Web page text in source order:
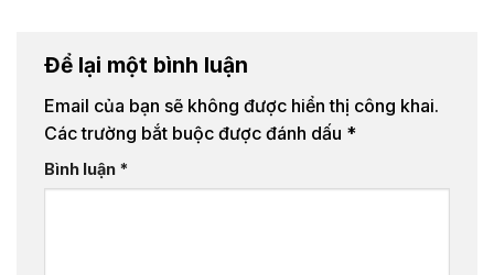
Để lại một bình luận
Email của bạn sẽ không được hiển thị công khai.
Các trường bắt buộc được đánh dấu *
Bình luận *